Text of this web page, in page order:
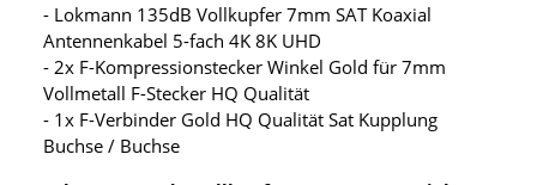
- Lokmann 135dB Vollkupfer 7mm SAT Koaxial
Antennenkabel 5-fach 4K 8K UHD
- 2x F-Kompressionstecker Winkel Gold für 7mm
Vollmetall F-Stecker HQ Qualität
- 1x F-Verbinder Gold HQ Qualität Sat Kupplung
Buchse / Buchse